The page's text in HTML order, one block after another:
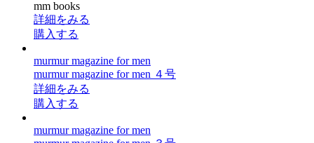
mm books
詳細をみる
購入する
murmur magazine for men
murmur magazine for men ４号
詳細をみる
購入する
murmur magazine for men